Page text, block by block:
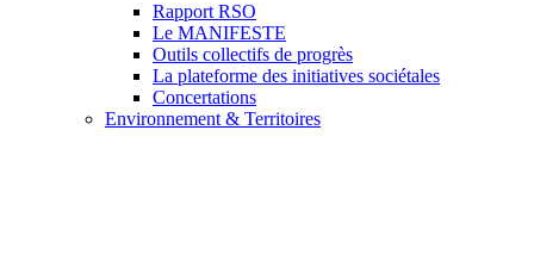
Rapport RSO
Le MANIFESTE
Outils collectifs de progrès
La plateforme des initiatives sociétales
Concertations
Environnement & Territoires